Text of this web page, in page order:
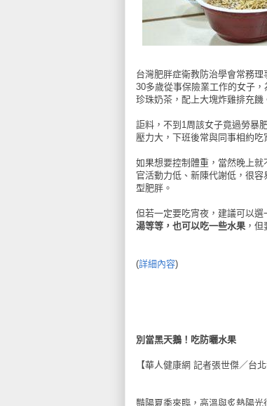
台灣肥胖症衛教防治學會常務
30多歲從事保險業工作的女子
珍珠奶茶，配上大塊炸雞排充饑
詎料，不到1周該女子竟過勞暴
壓力大，下班後常與同事相約
如果想要控制體重，當然晚上
官活動力低、新陳代謝低，很
型肥胖。
但若一定要吃宵夜，建議可以選
湯等等，也可以吃一些水果 ，
(詳細內容)
別當黑天鵝！吃防曬水果
【華人健康網 記者張世傑／台
豔陽夏季來臨，高溫與炙熱陽